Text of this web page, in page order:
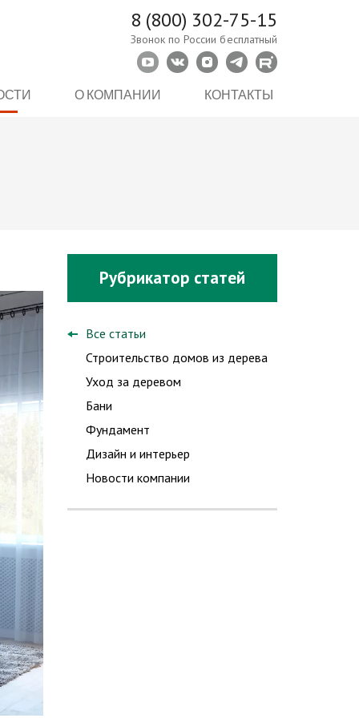
8 (800) 302-75-15
Звонок по России бесплатный
О КОМПАНИИ КОНТАКТЫ
Рубрикатор статей
Все статьи
Строительство домов из дерева
Уход за деревом
Бани
Фундамент
Дизайн и интерьер
Новости компании